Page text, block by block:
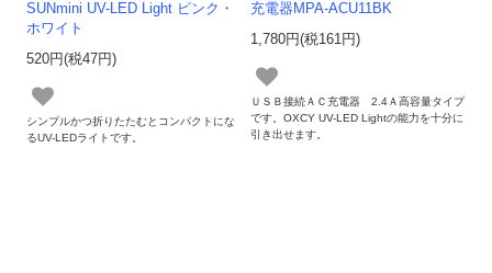
SUNmini UV-LED Light ピンク・
ホワイト
520円(税47円)
シンプルかつ折りたたむとコンパクトにな
るUV-LEDライトです。
充電器MPA-ACU11BK
1,780円(税161円)
ＵＳＢ接続ＡＣ充電器 2.4Ａ高容量タイプ
です。OXCY UV-LED Lightの能力を十分に
引き出せます。